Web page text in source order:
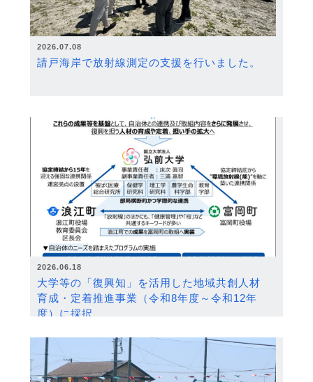
2026.07.08
請戸海岸で放射線測定の支援を行いました。
2026.06.18
大学等の「復興知」を活用した地域共創人材
育成・定着推進事業（令和8年度～令和12年
度）に採択